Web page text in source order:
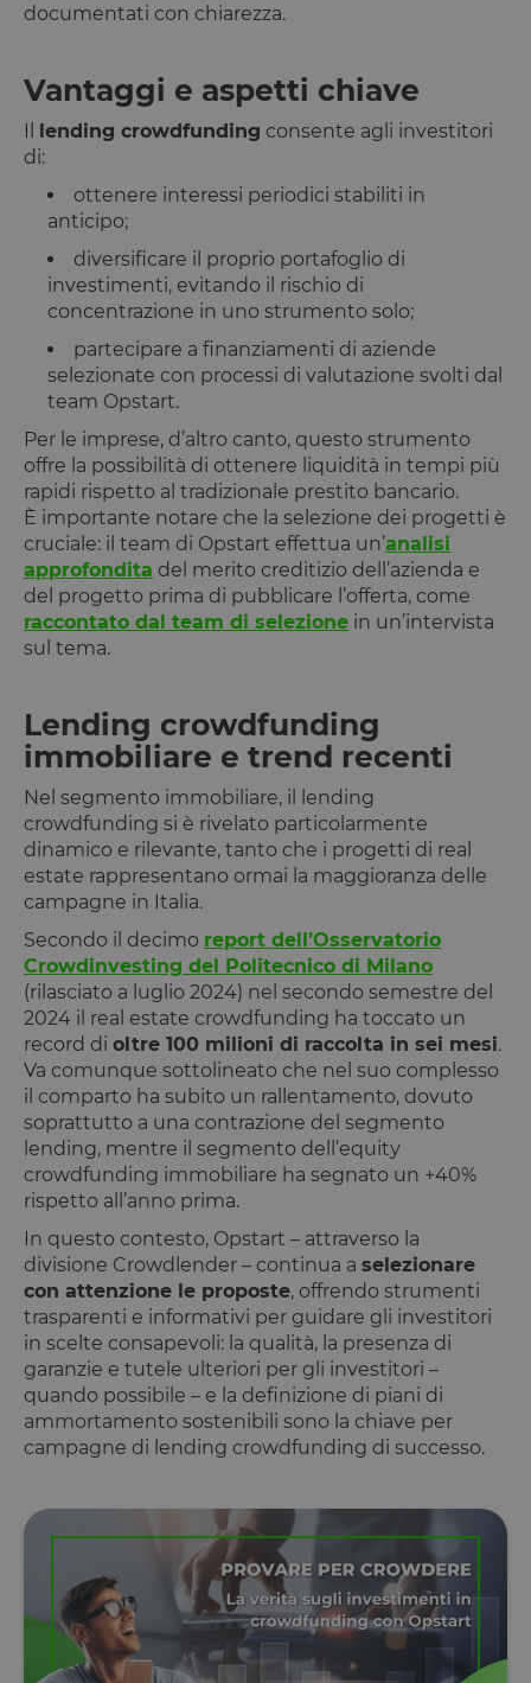
documentati con chiarezza.
Vantaggi e aspetti chiave
Il lending crowdfunding consente agli investitori
di:
ottenere interessi periodici stabiliti in
anticipo;
diversificare il proprio portafoglio di
investimenti, evitando il rischio di
concentrazione in uno strumento solo;
partecipare a finanziamenti di aziende
selezionate con processi di valutazione svolti dal
team Opstart.
Per le imprese, d’altro canto, questo strumento
offre la possibilità di ottenere liquidità in tempi più
rapidi rispetto al tradizionale prestito bancario.
È importante notare che la selezione dei progetti è
cruciale: il team di Opstart effettua un’analisi
approfondita del merito creditizio dell’azienda e
del progetto prima di pubblicare l’offerta, come
raccontato dal team di selezione in un’intervista
sul tema.
Lending crowdfunding
immobiliare e trend recenti
Nel segmento immobiliare, il lending
crowdfunding si è rivelato particolarmente
dinamico e rilevante, tanto che i progetti di real
estate rappresentano ormai la maggioranza delle
campagne in Italia.
Secondo il decimo report dell’Osservatorio
Crowdinvesting del Politecnico di Milano
(rilasciato a luglio 2024) nel secondo semestre del
2024 il real estate crowdfunding ha toccato un
record di oltre 100 milioni di raccolta in sei mesi.
Va comunque sottolineato che nel suo complesso
il comparto ha subito un rallentamento, dovuto
soprattutto a una contrazione del segmento
lending, mentre il segmento dell’equity
crowdfunding immobiliare ha segnato un +40%
rispetto all’anno prima.
In questo contesto, Opstart – attraverso la
divisione Crowdlender – continua a selezionare
con attenzione le proposte, offrendo strumenti
trasparenti e informativi per guidare gli investitori
in scelte consapevoli: la qualità, la presenza di
garanzie e tutele ulteriori per gli investitori –
quando possibile – e la definizione di piani di
ammortamento sostenibili sono la chiave per
campagne di lending crowdfunding di successo.